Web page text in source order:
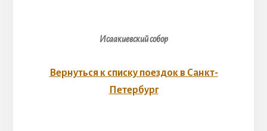
Исаакиевский собор
Вернуться к списку поездок в Санкт-
Петербург